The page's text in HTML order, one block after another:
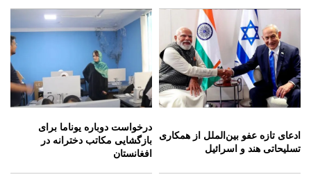
ادعای تازه عفو بین‌الملل از همکاری
تسلیحاتی هند و اسرائیل
درخواست دوباره یوناما برای
بازگشایی مکاتب دخترانه در
افغانستان